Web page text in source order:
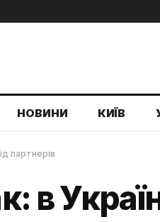
НОВИНИ КИЇВ
партнерів
в